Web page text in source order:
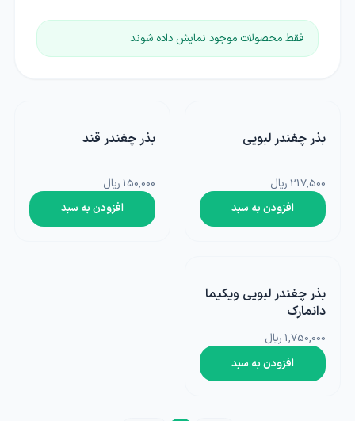
فقط محصولات موجود نمایش داده شوند
بذر چغندر لبویی
217,500 ریال
افزودن به سبد
بذر چغندر قند
150,000 ریال
افزودن به سبد
بذر چغندر لبویی ویکیما
دانمارک
1,750,000 ریال
افزودن به سبد